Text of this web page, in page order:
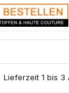
Lieferzeit 1 bis 3